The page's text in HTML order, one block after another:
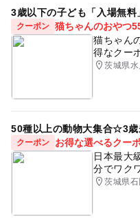
3歳以下の子ども「入場無
クーポン 猫ちゃんのおやつ
猫ちゃん
得なクー
茨城県
50種以上の動物大集合☆3歳
クーポン
お得な選べるクー
日本最大
分でワク
茨城県